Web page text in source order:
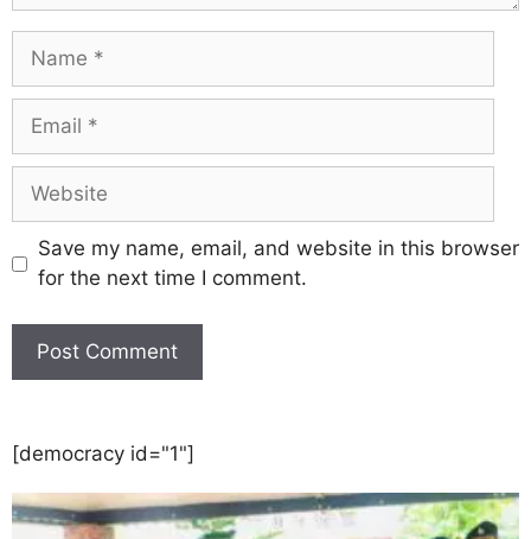
Save my name, email, and website in this browser
for the next time I comment.
[democracy id="1"]